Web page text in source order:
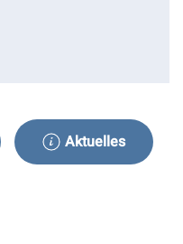
Aktuelles